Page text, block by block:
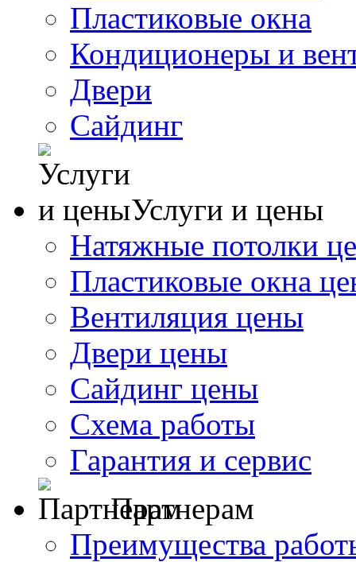
Пластиковые окна
Кондиционеры и
Двери
Сайдинг
Услуги и цены
Натяжные потолки
Пластиковые окна
Вентиляция цены
Двери цены
Сайдинг цены
Схема работы
Гарантия и сервис
Партнерам
Преимущества